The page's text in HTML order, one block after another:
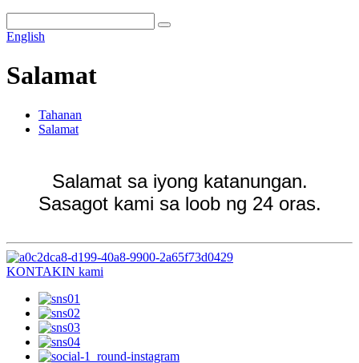
English
Salamat
Tahanan
Salamat
Salamat sa iyong katanungan.
Sasagot kami sa loob ng 24 oras.
KONTAKIN kami